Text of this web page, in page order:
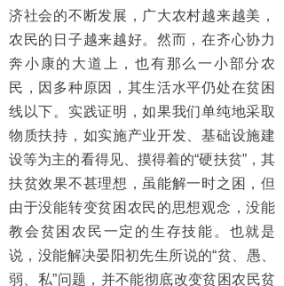
济社会的不断发展，广大农村越来越美，
农民的日子越来越好。然而，在齐心协力
奔小康的大道上，也有那么一小部分农
民，因多种原因，其生活水平仍处在贫困
线以下。实践证明，如果我们单纯地采取
物质扶持，如实施产业开发、基础设施建
设等为主的看得见、摸得着的“硬扶贫”，其
扶贫效果不甚理想，虽能解一时之困，但
由于没能转变贫困农民的思想观念，没能
教会贫困农民一定的生存技能。也就是
说，没能解决晏阳初先生所说的“贫、愚、
弱、私”问题，并不能彻底改变贫困农民贫